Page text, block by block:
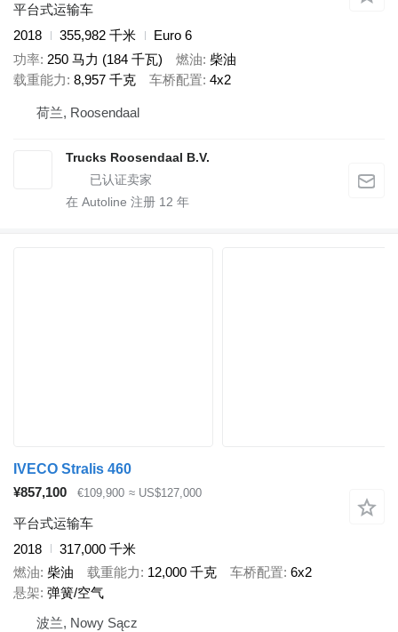
平台式运输车
2018
355,982 千米
Euro 6
功率 250 马力 (184 千瓦) 燃油 柴油
载重能力 8,957 千克 车桥配置 4x2
荷兰, Roosendaal
Trucks Roosendaal B.V.
在 Autoline 注册 12 年
IVECO Stralis 460
¥857,100
€109,900 ≈ US$127,000
平台式运输车
2018
317,000 千米
燃油 柴油 载重能力 12,000 千克 车桥配置 6x2
悬架 弹簧/空气
波兰, Nowy Sącz